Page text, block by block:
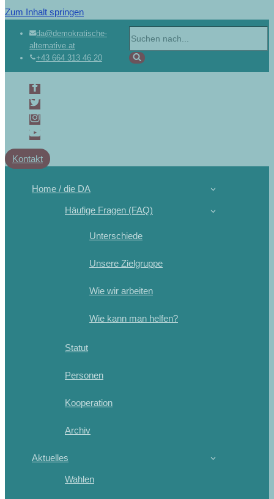
Zum Inhalt springen
da@demokratische-
alternative.at
+43 664 313 46 20
Kontakt
Home / die DA
Häufige Fragen (FAQ)
Unterschiede
Unsere Zielgruppe
Wie wir arbeiten
Wie kann man helfen?
Statut
Personen
Kooperation
Archiv
Aktuelles
Wahlen